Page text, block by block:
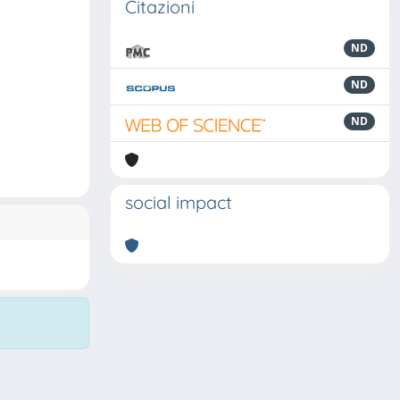
Citazioni
ND
ND
ND
social impact